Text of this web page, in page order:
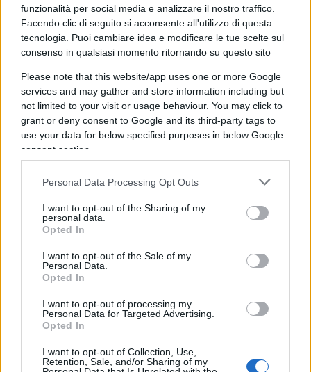
funzionalità per social media e analizzare il nostro traffico.
Facendo clic di seguito si acconsente all'utilizzo di questa
tecnologia. Puoi cambiare idea e modificare le tue scelte sul
consenso in qualsiasi momento ritornando su questo sito
Please note that this website/app uses one or more Google
services and may gather and store information including but
not limited to your visit or usage behaviour. You may click to
grant or deny consent to Google and its third-party tags to
use your data for below specified purposes in below Google
consent section.
Personal Data Processing Opt Outs
I want to opt-out of the Sharing of my
personal data.
Opted In
I want to opt-out of the Sale of my
Personal Data.
Opted In
I want to opt-out of processing my
Personal Data for Targeted Advertising.
Opted In
I want to opt-out of Collection, Use,
Retention, Sale, and/or Sharing of my
Passaporti, dal 1° dicembre cambia
tutto
di Enrico Foscarini